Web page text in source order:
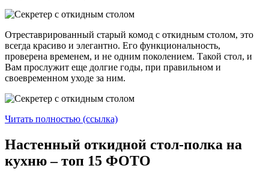
Отреставрированный старый комод с откидным столом, это
всегда красиво и элегантно. Его функциональность,
проверена временем, и не одним поколением. Такой стол, и
Вам прослужит еще долгие годы, при правильном и
своевременном уходе за ним.
Читать полностью (ссылка)
Настенный откидной стол-полка на
кухню – топ 15 ФОТО